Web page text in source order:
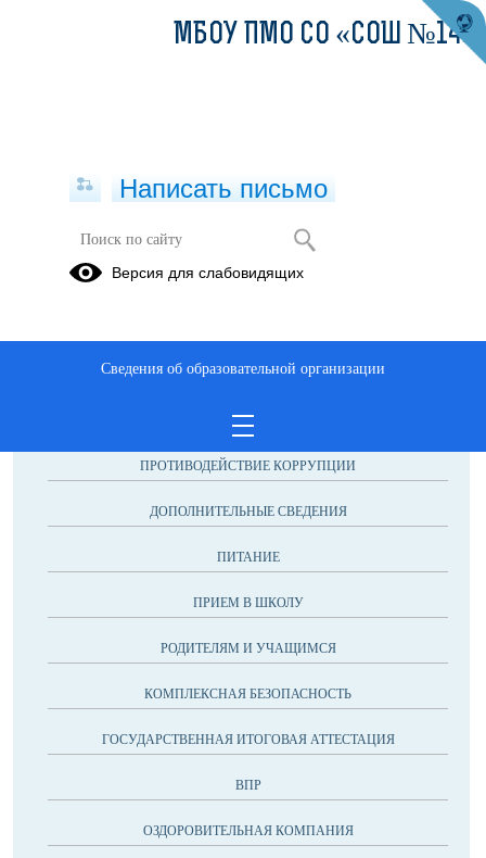
Знай свои права!
ОБРАЩЕНИЯ ГРАЖДАН
ПРОТИВОДЕЙСТВИЕ КОРРУПЦИИ
ДОПОЛНИТЕЛЬНЫЕ СВЕДЕНИЯ
ПИТАНИЕ
ПРИЕМ В ШКОЛУ
РОДИТЕЛЯМ И УЧАЩИМСЯ
КОМПЛЕКСНАЯ БЕЗОПАСНОСТЬ
ГОСУДАРСТВЕННАЯ ИТОГОВАЯ АТТЕСТАЦИЯ
ВПР
ОЗДОРОВИТЕЛЬНАЯ КОМПАНИЯ
МБОУ ПМО СО «СОШ №14»
Написать письмо
Версия для слабовидящих
Сведения об образовательной организации